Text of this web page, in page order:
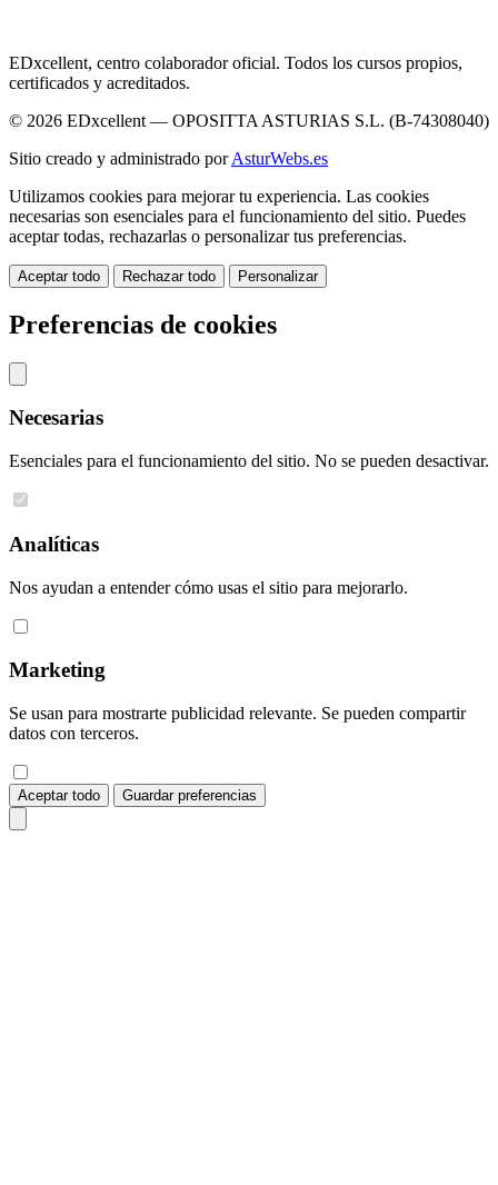
EDxcellent, centro colaborador oficial. Todos los cursos propios,
certificados y acreditados.
© 2026 EDxcellent — OPOSITTA ASTURIAS S.L. (B-74308040)
Sitio creado y administrado porAsturWebs.es
Utilizamos cookies para mejorar tu experiencia. Las cookies
necesarias son esenciales para el funcionamiento del sitio. Puedes
aceptar todas, rechazarlas o personalizar tus preferencias.
Aceptar todo Rechazar todo Personalizar
Preferencias de cookies
Necesarias
Esenciales para el funcionamiento del sitio. No se pueden desactivar.
Analíticas
Nos ayudan a entender cómo usas el sitio para mejorarlo.
Marketing
Se usan para mostrarte publicidad relevante. Se pueden compartir
datos con terceros.
Aceptar todo Guardar preferencias